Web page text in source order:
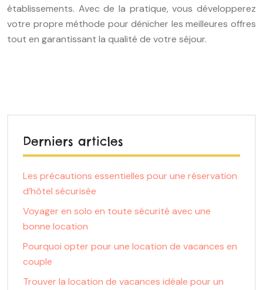
établissements. Avec de la pratique, vous développerez
votre propre méthode pour dénicher les meilleures offres
tout en garantissant la qualité de votre séjour.
Derniers articles
Les précautions essentielles pour une réservation
d’hôtel sécurisée
Voyager en solo en toute sécurité avec une
bonne location
Pourquoi opter pour une location de vacances en
couple
Trouver la location de vacances idéale pour un